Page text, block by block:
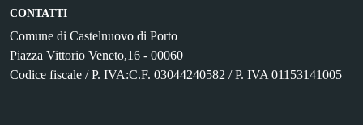
CONTATTI
Comune di Castelnuovo di Porto
Piazza Vittorio Veneto,16 - 00060
Codice fiscale / P. IVA:C.F. 03044240582 / P. IVA 01153141005